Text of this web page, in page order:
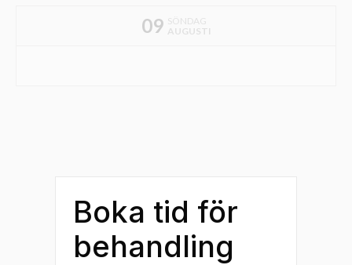
09 SÖNDAG
AUGUSTI
Boka tid för
behandling